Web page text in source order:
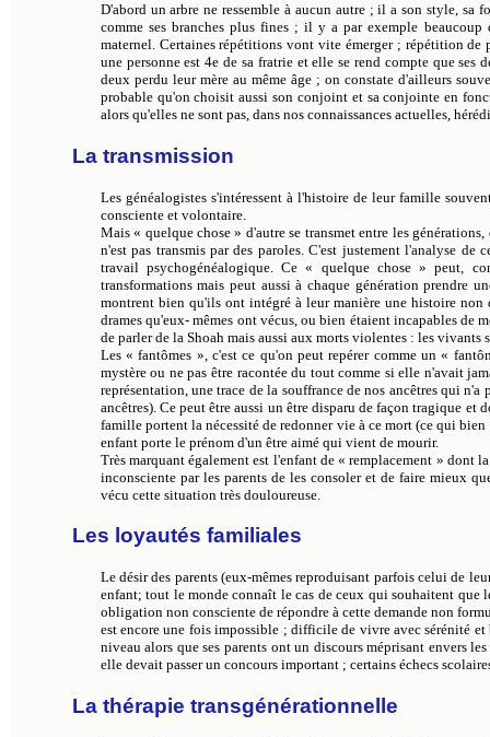
D'abord un arbre ne ressemble à aucun autre ; il a son style, sa
comme ses branches plus fines ; il y a par exemple
maternel. Certaines répétitions vont vite émerger ; répétition de
une personne est 4e de sa fratrie et elle se rend compte que
deux perdu leur mère au même âge ; on constate d'ailleurs
probable qu'on choisit aussi son conjoint et sa conjointe en
alors qu'elles ne sont pas, dans nos connaissances actuelles,
La transmission
Les généalogistes s'intéressent à l'histoire de leur famille
consciente et volontaire.
Mais « quelque chose » d'autre se transmet entre les
n'est pas transmis par des paroles. C'est justement l'analyse
travail psychogénéalogique. Ce « quelque chose » peut,
transformations mais peut aussi à chaque génération prendre
montrent bien qu'ils ont intégré à leur manière une histoire
drames qu'eux- mêmes ont vécus, ou bien étaient incapables
de parler de la Shoah mais aussi aux morts violentes : les
Les « fantômes », c'est ce qu'on peut repérer comme un «
mystère ou ne pas être racontée du tout comme si elle n'avait
représentation, une trace de la souffrance de nos ancêtres qui
ancêtres). Ce peut être aussi un être disparu de façon tragique
famille portent la nécessité de redonner vie à ce mort (ce qui
enfant porte le prénom d'un être aimé qui vient de mourir.
Très marquant également est l'enfant de « remplacement » dont
inconsciente par les parents de les consoler et de faire mieux
vécu cette situation très douloureuse.
Les loyautés familiales
Le désir des parents (eux-mêmes reproduisant parfois celui de
enfant; tout le monde connaît le cas de ceux qui souhaitent que
obligation non consciente de répondre à cette demande non
est encore une fois impossible ; difficile de vivre avec sérénité
niveau alors que ses parents ont un discours méprisant envers
elle devait passer un concours important ; certains échecs
La thérapie transgénérationnelle